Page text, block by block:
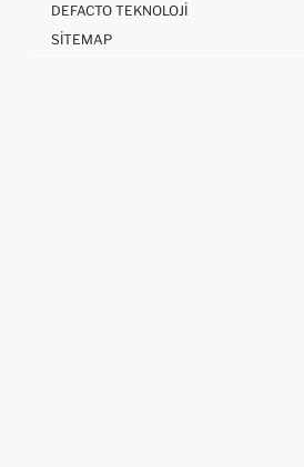
DEFACTO TEKNOLOJI
SITEMAP